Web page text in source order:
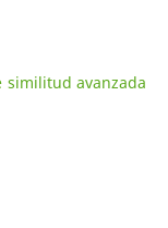
avanzada